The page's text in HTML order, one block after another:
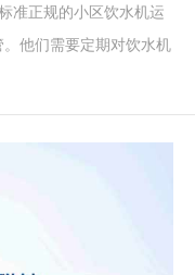
准正规的小区饮水机运
他们需要定期对饮水机